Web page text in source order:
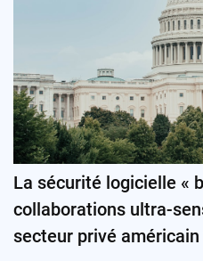
La sécurité logicielle «
collaborations ultra-
secteur privé américain